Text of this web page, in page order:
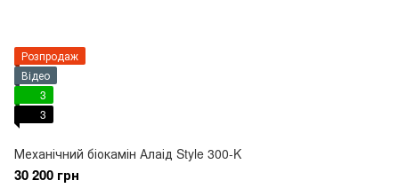
Розпродаж
Відео
3
3
Механічний біокамін Алаід Style 300-K
30 200 грн